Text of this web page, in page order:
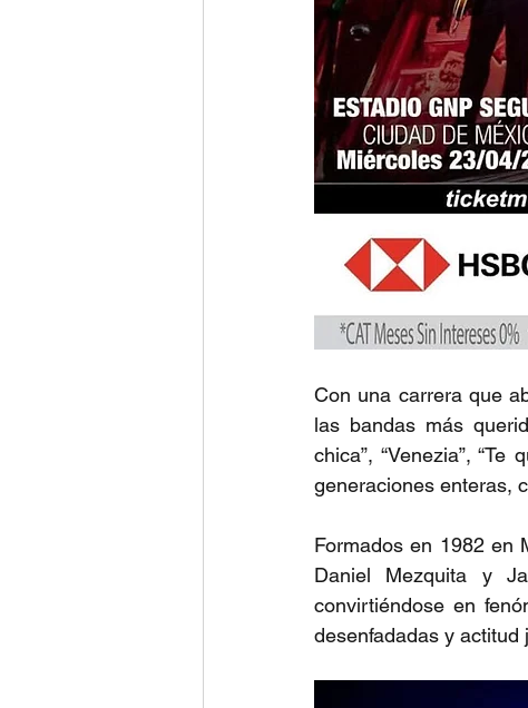
Con una carrera que
las bandas más
chica”, “Venezia”,
generaciones enteras,
Formados en 1982 en
Daniel Mezquita y
convirtiéndose en
desenfadadas y